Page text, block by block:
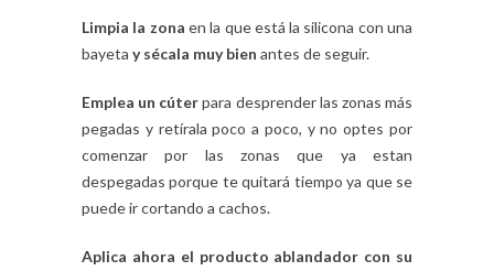
Limpia la zona en la que está la silicona con una
bayeta y sécala muy bien antes de seguir.
Emplea un cúterpara desprender las zonas más
pegadas y retírala poco a poco, y no optes por
comenzar por las zonas que ya estan
despegadas porque te quitará tiempo ya que se
puede ir cortando a cachos.
Aplica ahora el producto ablandador con su